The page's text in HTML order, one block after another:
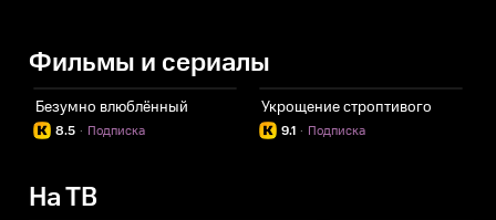
Фильмы и сериалы
Безумно влюблённый
8.5 Подписка
·
Укрощение строптивого
9.1 Подписка
·
На ТВ